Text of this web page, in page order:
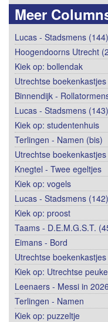
Meer
Lucas - Stadsmens (144)
Hoogendoorns Utrecht
Kiek op: bollendak
Utrechtse
Binnendijk -
Lucas - Stadsmens (143)
Kiek op: studentenhuis
Terlingen - Namen (bis)
Utrechtse
Knegtel - Twee egeltjes
Kiek op: vogels
Lucas - Stadsmens (142)
Kiek op: proost
Taams - D.E.M.G.S.T.
Eimans - Bord
Utrechtse
Kiek op: Utrechtse
Leenaers - Messi in
Terlingen - Namen
Kiek op: puzzeltje